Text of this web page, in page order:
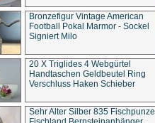
Bronzefigur Vintage American
Football Pokal Marmor - Sockel
Signiert Milo
20 X Triglides 4 Webgürtel
Handtaschen Geldbeutel Ring
Verschluss Haken Schieber
Sehr Alter Silber 835 Fischpunze